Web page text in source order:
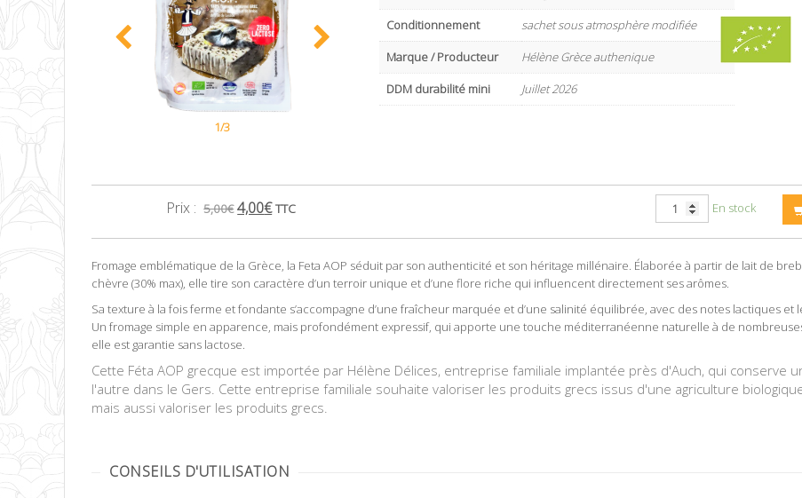
1/3
Conditionnement
sachet sous atmosphère modifiée
Marque / Producteur
Hélène Grèce authenique
DDM durabilité mini
Juillet 2026
Prix : 5,00€ 4,00€ TTC En stock
Fromage emblématique de la Grèce, la Feta AOP séduit par son authenticité et son héritage millénaire. Élaborée à partir de lait de
chèvre (30% max), elle tire son caractère d’un terroir unique et d’une flore riche qui influencent directement ses arômes.
Sa texture à la fois ferme et fondante s’accompagne d’une fraîcheur marquée et d’une salinité équilibrée, avec des notes lactiques et
Un fromage simple en apparence, mais profondément expressif, qui apporte une touche méditerranéenne naturelle à de
elle est garantie sans lactose.
Cette Féta AOP grecque est importée par Hélène Délices, entreprise familiale implantée près d'Auch, qui conserve
l'autre dans le Gers. Cette entreprise familiale souhaite valoriser les produits grecs issus d'une agriculture
mais aussi valoriser les produits grecs.
CONSEILS D'UTILISATION